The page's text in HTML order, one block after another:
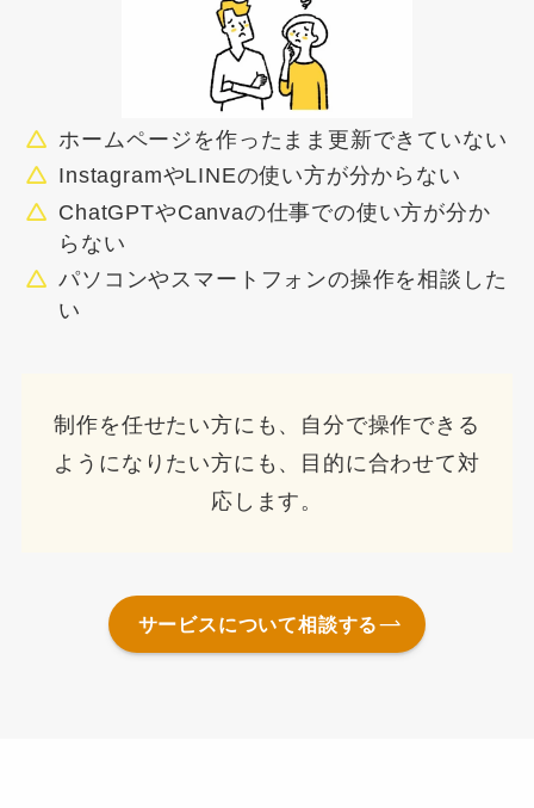
ホームページを作ったまま更新できていない
InstagramやLINEの使い方が分からない
ChatGPTやCanvaの仕事での使い方が分か
らない
パソコンやスマートフォンの操作を相談した
い
制作を任せたい方にも、自分で操作できる
ようになりたい方にも、目的に合わせて対
応します。
サービスについて相談する